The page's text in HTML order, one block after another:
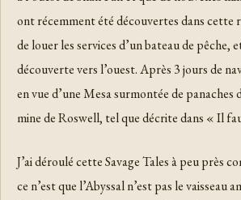
ont récemment été découvertes dans cette
de louer les services d’un bateau de pêche,
découverte vers l’ouest. Après 3 jours de
en vue d’une Mesa surmontée de panaches
mine de Roswell, tel que décrite dans « Il
J’ai déroulé cette Savage Tales à peu près
ce n’est que l’Abyssal n’est pas le vaisseau